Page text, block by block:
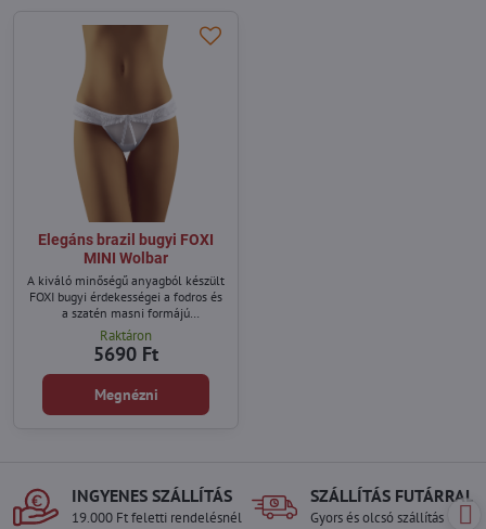
Elegáns brazil bugyi FOXI
MINI Wolbar
A kiváló minőségű anyagból készült
FOXI bugyi érdekességei a fodros és
a szatén masni formájú
díszítésükben.
Raktáron
5690 Ft
Megnézni
INGYENES SZÁLLÍTÁS
19.000 Ft feletti rendelésnél
SZÁLLÍTÁS FUTÁRRAL
Gyors és olcsó szállítás